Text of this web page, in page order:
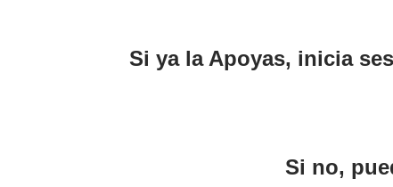
Si ya la Apoyas, inicia
Si no,